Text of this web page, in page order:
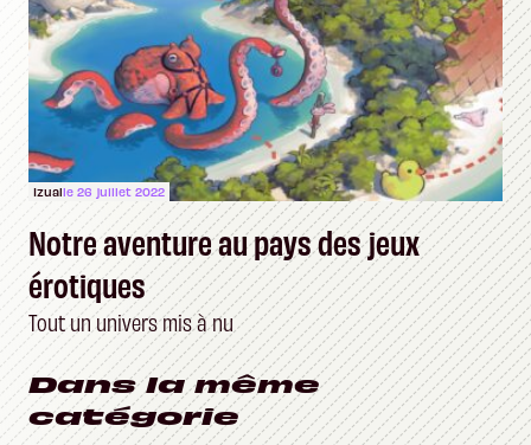
Izualle 26 juillet 2022
Notre aventure au pays des jeux
érotiques
Tout un univers mis à nu
Dans la même
catégorie